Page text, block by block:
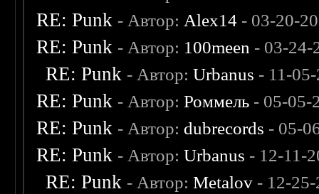
RE: Punk - Автор: Alex14 - 03-20-
RE: Punk - Автор: 100meen - 03-24-
RE: Punk - Автор:Urbanus - 11-
RE: Punk - Автор:Роммель - 05-05-
RE: Punk - Автор: dubrecords - 05-
RE: Punk - Автор:Urbanus - 12-11-
RE: Punk - Автор:Metalov - 12-